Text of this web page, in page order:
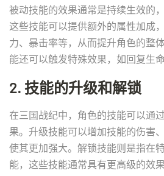
被动技能的效果通常是持续生效的
这些技能可以提供额外的属性加成
力、暴击率等，从而提升角色的整
能还可以触发特殊效果，如回复生
2. 技能的升级和解锁
在三国战纪中，角色的技能可以通
果。升级技能可以增加技能的伤害
使其更加强大。解锁技能则是指在
能，这些技能通常具有更高级的效果